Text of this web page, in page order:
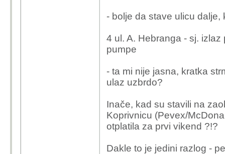
- bolje da stave ulicu
4 ul. A. Hebranga - sj.
pumpe
- ta mi nije jasna, kratka
ulaz uzbrdo?
Inače, kad su stavili na
Koprivnicu (Pevex/
otplatila za prvi vikend ?!?
Dakle to je jedini razlog -